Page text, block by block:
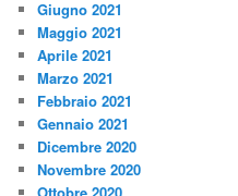
Giugno 2021
Maggio 2021
Aprile 2021
Marzo 2021
Febbraio 2021
Gennaio 2021
Dicembre 2020
Novembre 2020